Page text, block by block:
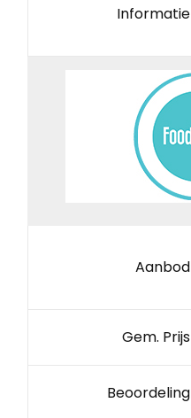
Informatie
Aanbod
Gem. Prijs
Beoordeling